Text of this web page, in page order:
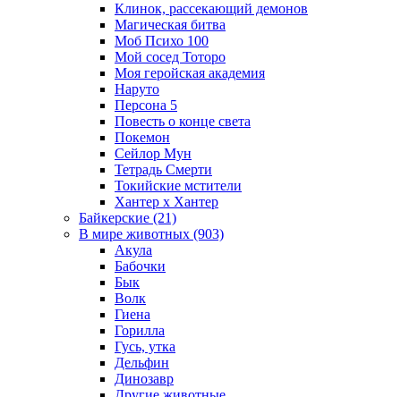
Клинок, рассекающий демонов
Магическая битва
Моб Психо 100
Мой сосед Тоторо
Моя геройская академия
Наруто
Персона 5
Повесть о конце света
Покемон
Сейлор Мун
Тетрадь Смерти
Токийские мстители
Хантер х Хантер
Байкерские (21)
В мире животных (903)
Акула
Бабочки
Бык
Волк
Гиена
Горилла
Гусь, утка
Дельфин
Динозавр